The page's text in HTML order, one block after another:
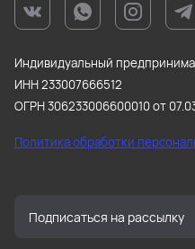
Индивидуальный
ИНН 233007666512
ОГРН 306233006600010 от
Политика обработки